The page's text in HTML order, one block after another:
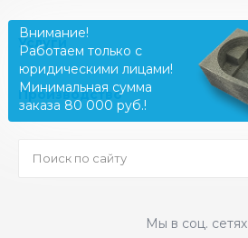
Услуги
Производство
Мы в соц. сетях
Внимание!
Работаем только с
юридическими лицами!
Минимальная сумма
заказа 80 000 руб.!